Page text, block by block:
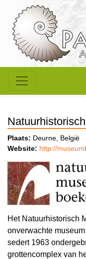
Plaats: Deurne, België
Website: http://
Het Natuurhistorisch
onverwachte
sedert 1963
grottencomplex van